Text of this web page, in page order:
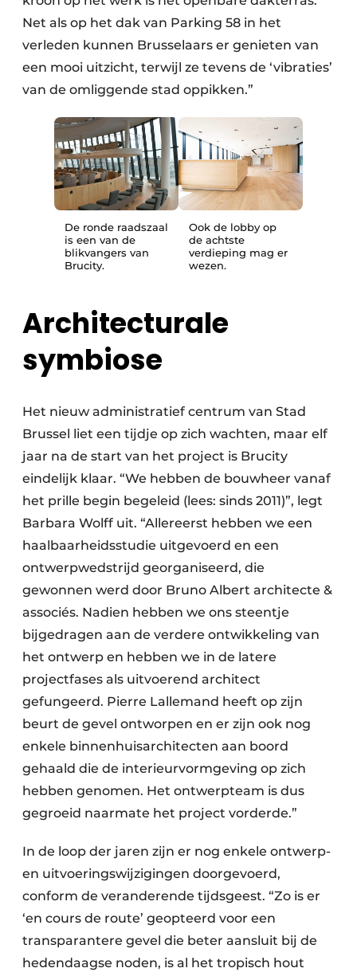
Net als op het dak van Parking 58 in het
verleden kunnen Brusselaars er genieten van
een mooi uitzicht, terwijl ze tevens de ‘vibraties’
van de omliggende stad oppikken.”
De ronde raadszaal
is een van de
blikvangers van
Brucity.
Ook de lobby op
de achtste
verdieping mag er
wezen.
Architecturale
symbiose
Het nieuw administratief centrum van Stad
Brussel liet een tijdje op zich wachten, maar elf
jaar na de start van het project is Brucity
eindelijk klaar. “We hebben de bouwheer vanaf
het prille begin begeleid (lees: sinds 2011)”, legt
Barbara Wolff uit. “Allereerst hebben we een
haalbaarheidsstudie uitgevoerd en een
ontwerpwedstrijd georganiseerd, die
gewonnen werd door Bruno Albert architecte &
associés. Nadien hebben we ons steentje
bijgedragen aan de verdere ontwikkeling van
het ontwerp en hebben we in de latere
projectfases als uitvoerend architect
gefungeerd. Pierre Lallemand heeft op zijn
beurt de gevel ontworpen en er zijn ook nog
enkele binnenhuisarchitecten aan boord
gehaald die de interieurvormgeving op zich
hebben genomen. Het ontwerpteam is dus
gegroeid naarmate het project vorderde.”
In de loop der jaren zijn er nog enkele ontwerp-
en uitvoeringswijzigingen doorgevoerd,
conform de veranderende tijdsgeest. “Zo is er
‘en cours de route’ geopteerd voor een
transparantere gevel die beter aansluit bij de
hedendaagse noden, is al het tropisch hout